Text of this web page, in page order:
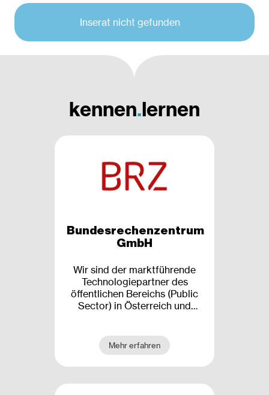
Inserat nicht gefunden
kennen.lernen
Bundesrechenzentrum
GmbH
Wir sind der marktführende
Technologiepartner des
öffentlichen Bereichs (Public
Sector) in Österreich und
Anwendungen und E-
Government-Lösungen.
Mehr erfahren